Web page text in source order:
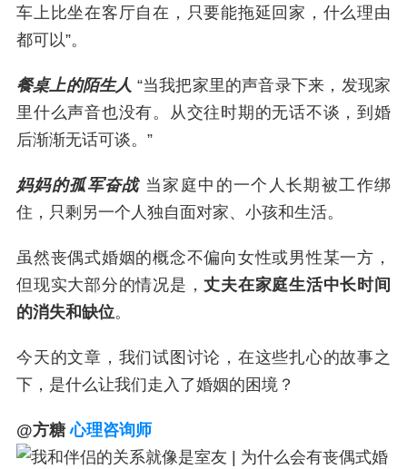
车上比坐在客厅自在，只要能拖延回家，什么理由
都可以”。
餐桌上的陌生人 “当我把家里的声音录下来，发现家
里什么声音也没有。从交往时期的无话不谈，到婚
后渐渐无话可谈。”
妈妈的孤军奋战 当家庭中的一个人长期被工作绑
住，只剩另一个人独自面对家、小孩和生活。
虽然丧偶式婚姻的概念不偏向女性或男性某一方，
但现实大部分的情况是，丈夫在家庭生活中长时间
的消失和缺位。
今天的文章，我们试图讨论，在这些扎心的故事之
下，是什么让我们走入了婚姻的困境？
@方糖心理咨询师